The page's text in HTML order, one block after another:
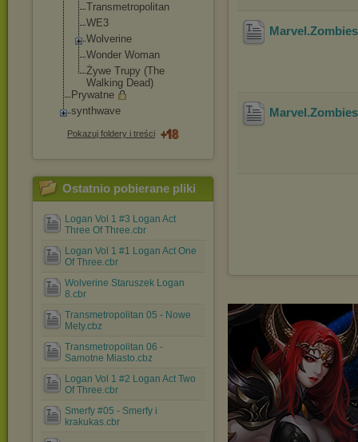
Transmetropolitan
WE3
Wolverine
Wonder Woman
Żywe Trupy (The
Walking Dead)
Prywatne
synthwave
Pokazuj foldery i treści
Ostatnio pobierane pliki
Logan Vol 1 #3 Logan Act
Three Of Three.cbr
Logan Vol 1 #1 Logan Act One
Of Three.cbr
Wolverine Staruszek Logan
8.cbr
Transmetropolitan 05 - Nowe
Mety.cbz
Transmetropolitan 06 -
Samotne Miasto.cbz
Logan Vol 1 #2 Logan Act Two
Of Three.cbr
Smerfy #05 - Smerfy i
krakukas.cbr